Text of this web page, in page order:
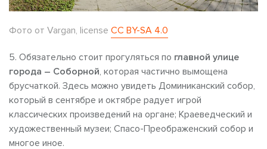
Фото от Vargan, license CC BY-SA 4.0
5. Обязательно стоит прогуляться по главной улице
города – Соборной, которая частично вымощена
брусчаткой. Здесь можно увидеть Доминиканский собор,
который в сентябре и октябре радует игрой
классических произведений на органе; Краеведческий и
художественный музеи; Спасо-Преображенский собор и
многое иное.